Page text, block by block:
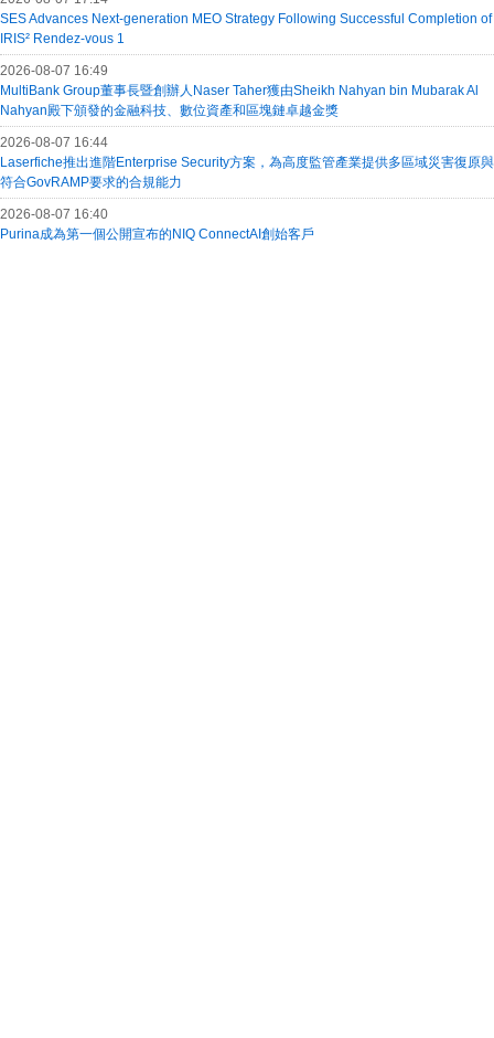
SES Advances Next-generation MEO Strategy Following Successful Completion of
IRIS² Rendez-vous 1
2026-08-07 16:49
MultiBank Group董事長暨創辦人Naser Taher獲由Sheikh Nahyan bin Mubarak Al
Nahyan殿下頒發的金融科技、數位資產和區塊鏈卓越金獎
2026-08-07 16:44
Laserfiche推出進階Enterprise Security方案，為高度監管產業提供多區域災害復原與
符合GovRAMP要求的合規能力
2026-08-07 16:40
Purina成為第一個公開宣布的NIQ ConnectAI創始客戶